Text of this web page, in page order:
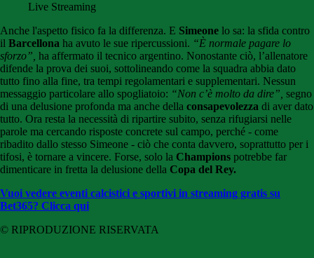
Live Streaming
Anche l'aspetto fisico fa la differenza. E Simeone lo sa: la sfida contro
il Barcellona ha avuto le sue ripercussioni. “È normale pagare lo
sforzo”, ha affermato il tecnico argentino. Nonostante ciò, l’allenatore
difende la prova dei suoi, sottolineando come la squadra abbia dato
tutto fino alla fine, tra tempi regolamentari e supplementari. Nessun
messaggio particolare allo spogliatoio: “Non c’è molto da dire”, segno
di una delusione profonda ma anche della consapevolezza di aver dato
tutto. Ora resta la necessità di ripartire subito, senza rifugiarsi nelle
parole ma cercando risposte concrete sul campo, perché - come
ribadito dallo stesso Simeone - ciò che conta davvero, soprattutto per i
tifosi, è tornare a vincere. Forse, solo la Champions potrebbe far
dimenticare in fretta la delusione della Copa del Rey.
Vuoi vedere eventi calcistici e sportivi in streaming gratis su
Bet365? Clicca qui
© RIPRODUZIONE RISERVATA